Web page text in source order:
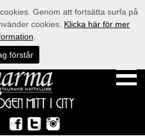
Genom att fortsätta surfa på
cookies. Klicka här för mer
förstår